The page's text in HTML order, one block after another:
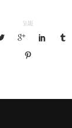
SHARE